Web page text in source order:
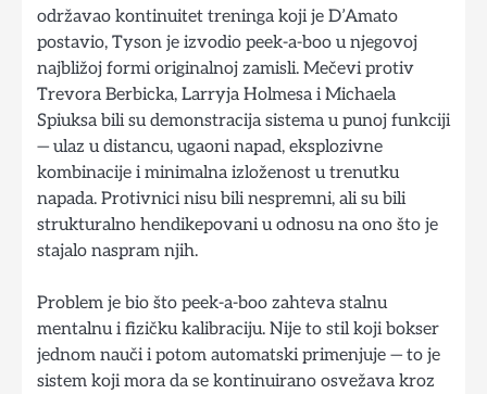
održavao kontinuitet treninga koji je D’Amato
postavio, Tyson je izvodio peek-a-boo u njegovoj
najbližoj formi originalnoj zamisli. Mečevi protiv
Trevora Berbicka, Larryja Holmesa i Michaela
Spiuksa bili su demonstracija sistema u punoj funkciji
— ulaz u distancu, ugaoni napad, eksplozivne
kombinacije i minimalna izloženost u trenutku
napada. Protivnici nisu bili nespremni, ali su bili
strukturalno hendikepovani u odnosu na ono što je
stajalo naspram njih.
Problem je bio što peek-a-boo zahteva stalnu
mentalnu i fizičku kalibraciju. Nije to stil koji bokser
jednom nauči i potom automatski primenjuje — to je
sistem koji mora da se kontinuirano osvežava kroz